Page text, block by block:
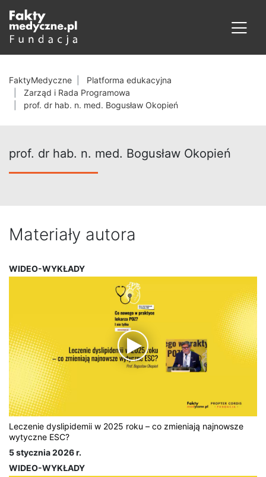
FaktyMedyczne
Platforma edukacyjna
Zarząd i Rada Programowa
prof. dr hab. n. med. Bogusław Okopień
prof. dr hab. n. med. Bogusław Okopień
Materiały autora
WIDEO-WYKŁADY
Leczenie dyslipidemii w 2025 roku – co zmieniają najnowsze
wytyczne ESC?
5 stycznia 2026 r.
WIDEO-WYKŁADY